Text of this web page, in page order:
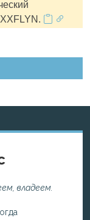
владеем.